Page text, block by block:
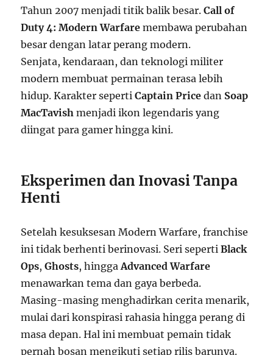
Tahun 2007 menjadi titik balik besar.Call of
Duty 4: Modern Warfare membawa perubahan
besar dengan latar perang modern.
Senjata, kendaraan, dan teknologi militer
modern membuat permainan terasa lebih
hidup. Karakter sepertiCaptain Price dan Soap
MacTavish menjadi ikon legendaris yang
diingat para gamer hingga kini.
Eksperimen dan Inovasi Tanpa
Henti
Setelah kesuksesan Modern Warfare, franchise
ini tidak berhenti berinovasi. Seri sepertiBlack
Ops,Ghosts, hinggaAdvanced Warfare
menawarkan tema dan gaya berbeda.
Masing-masing menghadirkan cerita menarik,
mulai dari konspirasi rahasia hingga perang di
masa depan. Hal ini membuat pemain tidak
pernah bosan mengikuti setiap rilis barunya.